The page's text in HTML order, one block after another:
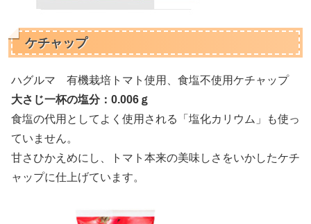
ケチャップ
ハグルマ 有機栽培トマト使用、食塩不使用ケチャップ
大さじ一杯の塩分：0.006ｇ
食塩の代用としてよく使用される「塩化カリウム」も使っ
ていません。
甘さひかえめにし、トマト本来の美味しさをいかしたケチ
ャップに仕上げています。